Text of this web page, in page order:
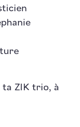
ta ZIK trio, à